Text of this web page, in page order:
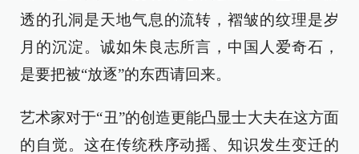
透的孔洞是天地气息的流转，褶皱的纹理是岁
月的沉淀。诚如朱良志所言，中国人爱奇石，
是要把被“放逐”的东西请回来。
艺术家对于“丑”的创造更能凸显士大夫在这方面
的自觉。这在传统秩序动摇、知识发生变迁的